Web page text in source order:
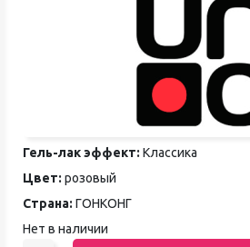
Гель-лак эффект: Классика
Цвет: розовый
Страна: ГОНКОНГ
Нет в наличии